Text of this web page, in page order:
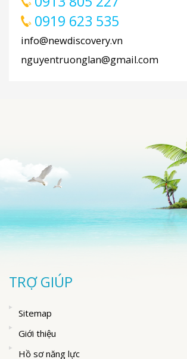
0919 623 535
info@newdiscovery.vn
nguyentruonglan@gmail.com
TRỢ GIÚP
Sitemap
Giới thiệu
Hồ sơ năng lực